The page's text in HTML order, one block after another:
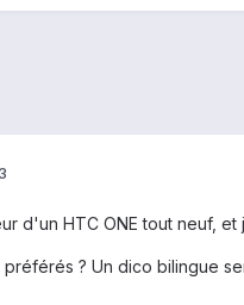
d'un HTC ONE tout neuf,
? Un dico bilingue